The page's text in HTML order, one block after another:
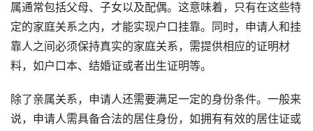
属通常包括父母、子女以及配偶。这意味着，只有在这些特
定的家庭关系之内，才能实现户口挂靠。同时，申请人和挂
靠人之间必须保持真实的家庭关系，需提供相应的证明材
料，如户口本、结婚证或者出生证明等。
除了亲属关系，申请人还需要满足一定的身份条件。一般来
说，申请人需具备合法的居住身份，如拥有有效的居住证或